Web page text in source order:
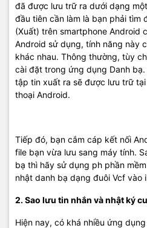
đã được lưu trữ ra dưới dạng
đầu tiên cần làm là bạn phải tìm
(Xuất) trên smartphone Android
Android sử dụng, tính năng này
khác nhau. Thông thường, tùy
cài đặt trong ứng dụng Danh
tập tin xuất ra sẽ được lưu trữ
thoại Android.
Tiếp đó, bạn cắm cáp kết nối
file bạn vừa lưu sang máy tính.
bạ thì hãy sử dụng ph phần
nhật danh bạ dạng đuôi Vcf vào
2. Sao lưu tin nhắn và nhật ký
Hiện nay, có khá nhiều ứng